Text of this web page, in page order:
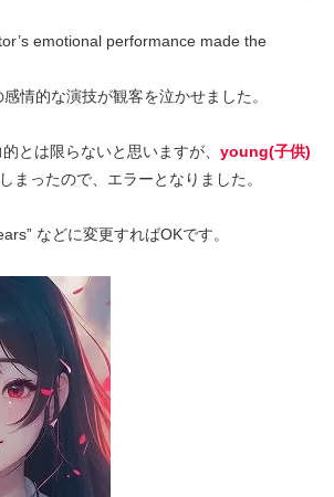
emotional performance made the
情的な演技が観客を泣かせました。
とは限らないと思いますが、 young(子供)
まったので、エラーとなりました。
などに変更すればOKです。